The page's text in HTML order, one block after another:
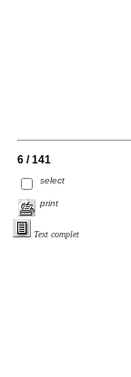
6 / 141
select
print
Text complet